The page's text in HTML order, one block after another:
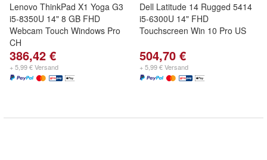
Lenovo ThinkPad X1 Yoga G3
i5-8350U 14" 8 GB FHD
Webcam Touch Windows Pro
CH
386,42 €
+ 5,99 € Versand
Dell Latitude 14 Rugged 5414
i5-6300U 14" FHD
Touchscreen Win 10 Pro US
504,70 €
+ 5,99 € Versand